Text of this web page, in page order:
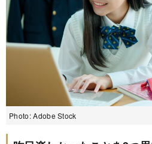
Photo: Adobe Stock